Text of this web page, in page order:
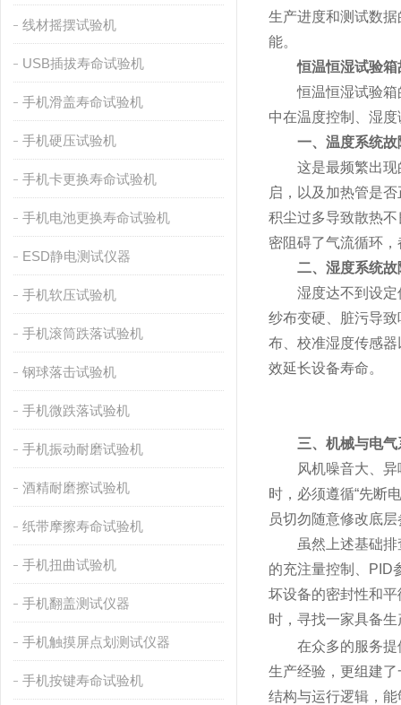
线材摇摆试验机
USB插拔寿命试验机
手机滑盖寿命试验机
手机硬压试验机
手机卡更换寿命试验机
手机电池更换寿命试验机
ESD静电测试仪器
手机软压试验机
手机滚筒跌落试验机
钢球落击试验机
手机微跌落试验机
手机振动耐磨试验机
酒精耐磨擦试验机
纸带摩擦寿命试验机
手机扭曲试验机
手机翻盖测试仪器
手机触摸屏点划测试仪器
手机按键寿命试验机
生产进度和测试数
能。
恒温恒湿试验
恒温恒湿试验箱的
中在温度控制、湿
一、温度系统故
这是最频繁出现的
启，以及加热管是
积尘过多导致散热
密阻碍了气流循环
二、湿度系统故
湿度达不到设定值
纱布变硬、脏污导
布、校准湿度传感
效延长设备寿命。
三、机械与电
风机噪音大、异响
时，必须遵循“先断
员切勿随意修改底
虽然上述基础排查
的充注量控制、PID
坏设备的密封性和
时，寻找一家具备
在众多的服务提
生产经验，更组建
结构与运行逻辑，